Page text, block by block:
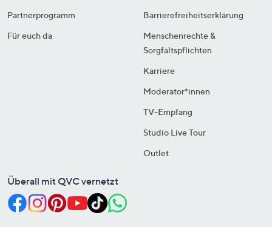
Partnerprogramm
Für euch da
Barrierefreiheitserklärung
Menschenrechte &
Sorgfaltspflichten
Karriere
Moderator*innen
TV-Empfang
Studio Live Tour
Outlet
Überall mit QVC vernetzt